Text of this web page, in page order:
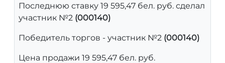
Последнюю ставку 19 595,47 бел. руб. сделал
участник №2 (000140)
Победитель торгов - участник №2 (000140)
Цена продажи 19 595,47 бел. руб.